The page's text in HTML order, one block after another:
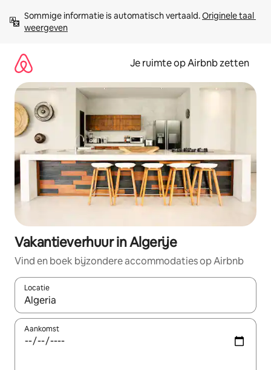
direct
naar
Sommige informatie is automatisch vertaald. Originele taal
weergeven
Je ruimte op Airbnb zetten
Vakantieverhuur in Algerije
Vind en boek bijzondere accommodaties op Airbnb
Locatie
Wanneer er suggesties beschikbaar zijn, maak je een keuze
Aankomst